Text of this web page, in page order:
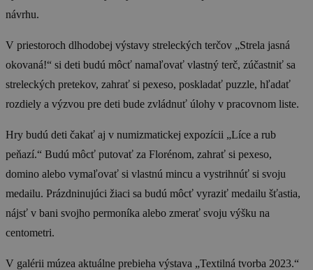
návrhu.
V priestoroch dlhodobej výstavy streleckých terčov „Strela jasná
okovaná!“ si deti budú môcť namaľovať vlastný terč, zúčastniť sa
streleckých pretekov, zahrať si pexeso, poskladať puzzle, hľadať
rozdiely a výzvou pre deti bude zvládnuť úlohy v pracovnom liste.
Hry budú deti čakať aj v numizmatickej expozícii „Líce a rub
peňazí.“ Budú môcť putovať za Florénom, zahrať si pexeso,
domino alebo vymaľovať si vlastnú mincu a vystrihnúť si svoju
medailu. Prázdninujúci žiaci sa budú môcť vyraziť medailu šťastia,
nájsť v bani svojho permoníka alebo zmerať svoju výšku na
centometri.
V galérii múzea aktuálne prebieha výstava „Textilná tvorba 2023.“